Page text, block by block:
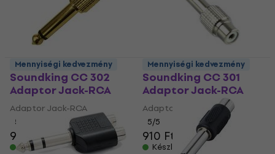
Soundking CC 302
Adaptor Jack-RCA
Adaptor Jack-RCA
5
920 Ft
Készleten
Soundking CC 301
Adaptor Jack-RCA
Adaptor Jack-RCA
5/5
910 Ft
Készleten
Mennyiségi kedvezmény Mennyiségi kedvezmény